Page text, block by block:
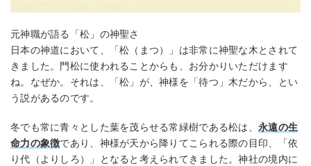
元神職が語る「松」の神聖さ
日本の神道において、「松（まつ）」は非常に神聖な木とされて
きました。門松に使われることからも、お分かりいただけます
ね。なぜか。それは、「松」が、神様を「待つ」木だから、とい
う説があるのです。
冬でも常に青々とした葉を茂らせる常緑樹である松は、 永遠の生
命力の象徴であり、神様が天から降りてこられる際の目印、「依
り代（よりしろ）」となると考えられてきました。神社の境内に